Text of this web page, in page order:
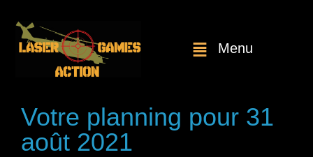
Menu
Votre planning pour 31
août 2021